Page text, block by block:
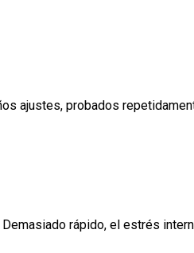
ajustes, probados
rápido, el estrés